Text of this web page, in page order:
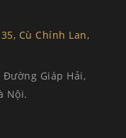
Cù Chính Lan,
Đường Giáp Hải,
Nội.